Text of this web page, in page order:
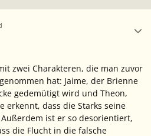
zwei Charakteren, die man zuvor
hat: Jaime, der Brienne
gedemütigt wird und Theon,
erkennt, dass die Starks seine
ist er so desorientiert,
die Flucht in die falsche